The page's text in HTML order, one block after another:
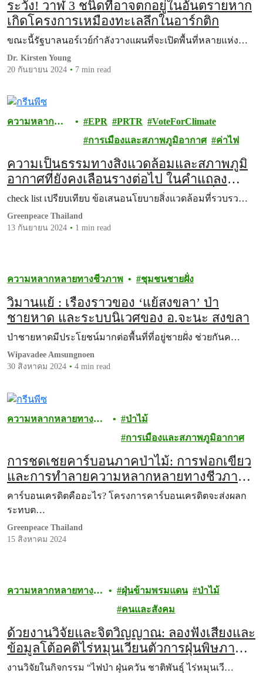
ระวัง! วาฬ 3 ชนิดที่อาจตกอยู่ในอันตรายหาก
เกิดโครงการเหมืองทะเลลึกในอาร์กติก
ขณะนี้รัฐบาลนอร์เวย์กำลังวางแผนที่จะเปิดพื้นที่หลายแห่ง…
Dr. Kirsten Young
20 กันยายน 2024
7 min read
ความหลาก
EPR PRTR
VoteForClimate
การเมืองและสภาพภูมิอากาศ
ค่าไฟ
ความเป็นธรรมทางสิ่งแวดล้อมและสภาพภูมิ
อากาศที่ยังคงเลือนรางต่อไป ในคำแถลง
นโยบายของรัฐบาลใหม่ต่อรัฐสภาวันที่ 12
กันยายน 2567
check list เปรียบเทียบ ข้อเสนอนโยบายสิ่งแวดล้อมที่รวบรว…
Greenpeace Thailand
13 กันยายน 2024
1 min read
ความหลากหลายทางชีวภาพ ชุมชนชายฝั่ง
วิมานแย้ : เรื่องราวของ ‘แย้สงขลา’ ป่า
ชายหาด และระบบนิเวศของ อ.จะนะ สงขลา
ป่าชายหาดมีประโยชน์มากต่อพื้นที่ที่อยู่ชายฝั่ง ช่วยกันค…
Wipavadee Amsungnoen
30 สิงหาคม 2024
4 min read
ความหลากหลายทาง
ป่าไม้
การเมืองและสภาพภูมิอากาศ
การชดเชยคาร์บอนภาคป่าไม้: การฟอกเขียว
และการทำลายความหลากหลายทางชีวภาพ
การชดเชยคาร์บอนภาคป่าไม้:
คาร์บอนเครดิตคืออะไร? โครงการคาร์บอนเครดิตจะส่งผลก
ระทบต…
Greenpeace Thailand
15 สิงหาคม 2024
ความหลากหลายทาง
ฝุ่นข้ามพรมแดน
ป่าไม้
คนและสังคม
ด้วยงานวิจัยและจิตวิญญาณ: ลองฟังเสียงและ
ข้อมูลโต้อคติไร่หมุนเวียนตัวการฝุ่นพิษภาค
เหนือ
งานวิจัยในกิจกรรม “ไฟป่า ฝุ่นควัน ชาติพันธุ์ ไร่หมุนเวี…